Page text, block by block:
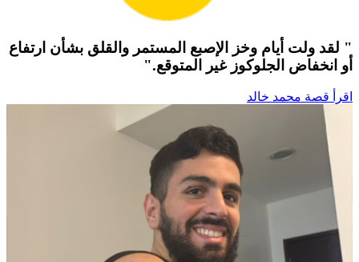
" لقد ولت أيام وخز الإصبع المستمر والقلق بشأن ارتفاع
أو انخفاض الجلوكوز غير المتوقع."
اقرأ قصة محمد خالد